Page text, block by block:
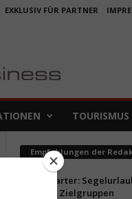
EXKLUSIV FÜR PARTNER
TOURISMUS
Empfehlungen der
Kojencharter:
für neue Zielgruppen